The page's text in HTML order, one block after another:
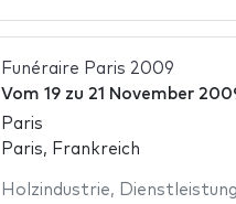
Funéraire Paris 2009
Vom 19zu 21 November
Paris
Paris, Frankreich
Holzindustrie, Dienstleistung